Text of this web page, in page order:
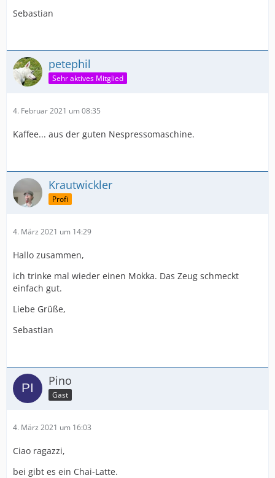
Sebastian
petephil
Sehr aktives Mitglied
4. Februar 2021 um 08:35
Kaffee... aus der guten Nespressomaschine.
Krautwickler
Profi
4. März 2021 um 14:29
Hallo zusammen,
ich trinke mal wieder einen Mokka. Das Zeug schmeckt
einfach gut.
Liebe Grüße,
Sebastian
Pino
Gast
4. März 2021 um 16:03
Ciao ragazzi,
bei gibt es ein Chai-Latte.